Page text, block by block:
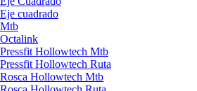
Eje cuadrado
Mtb
Octalink
Pressfit Hollowtech Mtb
Pressfit Hollowtech Ruta
Rosca Hollowtech Mtb